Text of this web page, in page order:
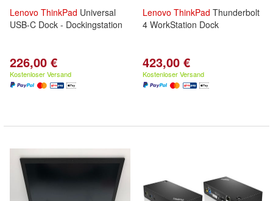
Lenovo ThinkPad Universal
USB-C Dock - Dockingstation
226,00 €
Kostenloser Versand
Lenovo ThinkPad Thunderbolt
4 WorkStation Dock
423,00 €
Kostenloser Versand